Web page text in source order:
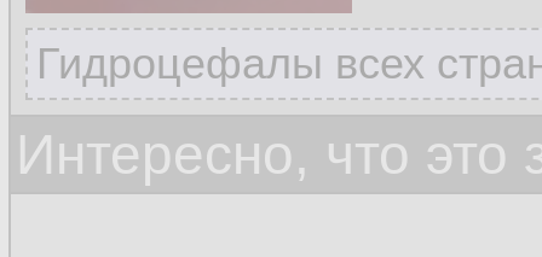
Гидроцефалы всех
Интересно, что